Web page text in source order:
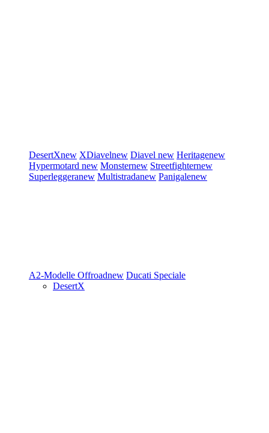
DesertXnew XDiavelnew Diavel new Heritagenew
Hypermotard new Monsternew Streetfighternew
Superleggeranew Multistradanew Panigalenew
A2-Modelle Offroadnew Ducati Speciale
DesertX